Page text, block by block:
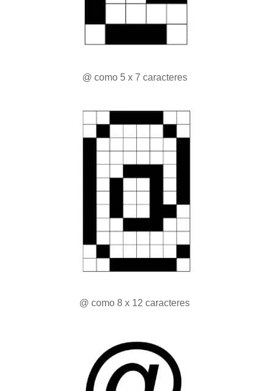
@ como 5 x 7 caracteres
@ como 8 x 12 caracteres